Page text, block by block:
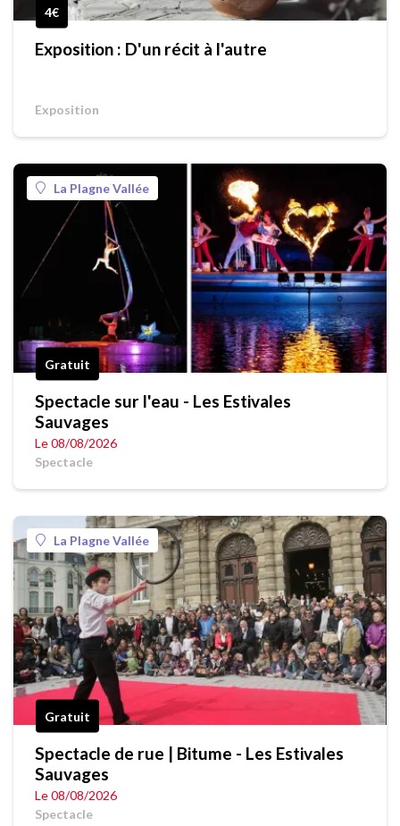
4€
Exposition : D'un récit à l'autre
Exposition
La Plagne Vallée
Gratuit
Spectacle sur l'eau - Les Estivales
Sauvages
Le 08/08/2026
Spectacle
La Plagne Vallée
Gratuit
Spectacle de rue | Bitume - Les Estivales
Sauvages
Le 08/08/2026
Spectacle